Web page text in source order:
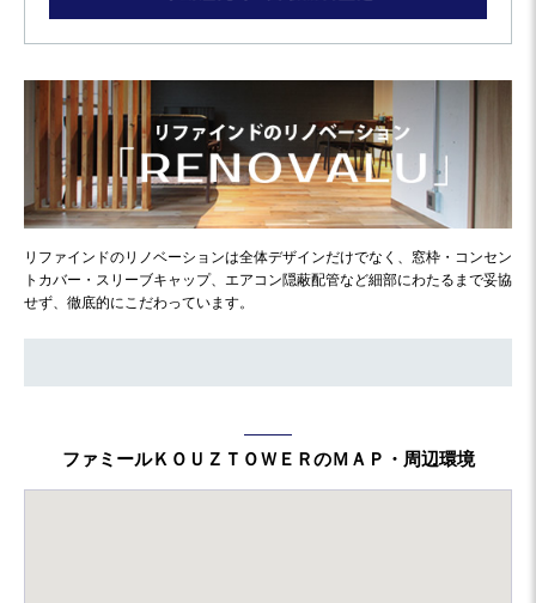
リファインドのリノベーションは全体デザインだけでなく、窓枠・コンセン
トカバー・スリーブキャップ、エアコン隠蔽配管など細部にわたるまで妥協
せず、徹底的にこだわっています。
ファミールＫＯＵＺＴＯＷＥＲのＭＡＰ・周辺環境